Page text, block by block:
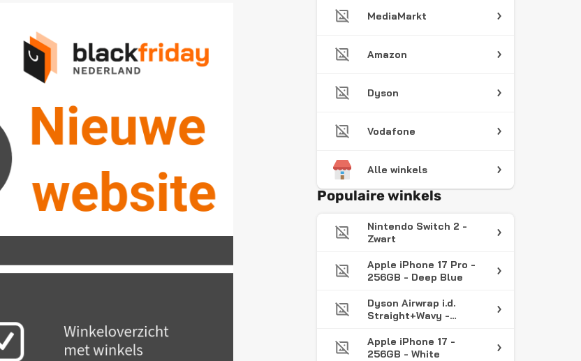
MediaMarkt
Amazon
Dyson
Vodafone
Alle winkels
Populaire winkels
Nintendo Switch 2 -
Zwart
Apple iPhone 17 Pro -
256GB - Deep Blue
Dyson Airwrap i.d.
Straight+Wavy -
Föhnborstel -
Krulborstel - Red
Apple iPhone 17 -
256GB - White